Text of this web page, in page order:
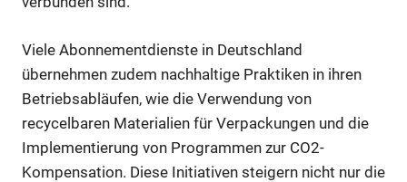
Viele Abonnementdienste in Deutschland
übernehmen zudem nachhaltige Praktiken in ihren
Betriebsabläufen, wie die Verwendung von
recycelbaren Materialien für Verpackungen und die
Implementierung von Programmen zur CO2-
Kompensation. Diese Initiativen steigern nicht nur die